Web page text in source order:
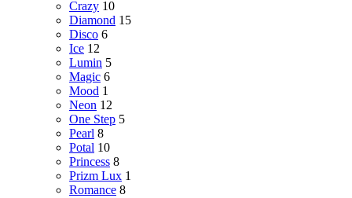
Crazy 10
Diamond 15
Disco 6
Ice 12
Lumin 5
Magic 6
Mood 1
Neon 12
One Step 5
Pearl 8
Potal 10
Princess 8
Prizm Lux 1
Romance 8